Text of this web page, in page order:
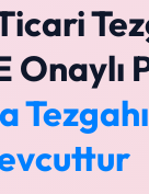
Onaylı